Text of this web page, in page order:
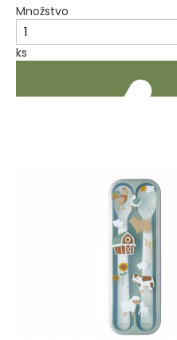
Množstvo
ks